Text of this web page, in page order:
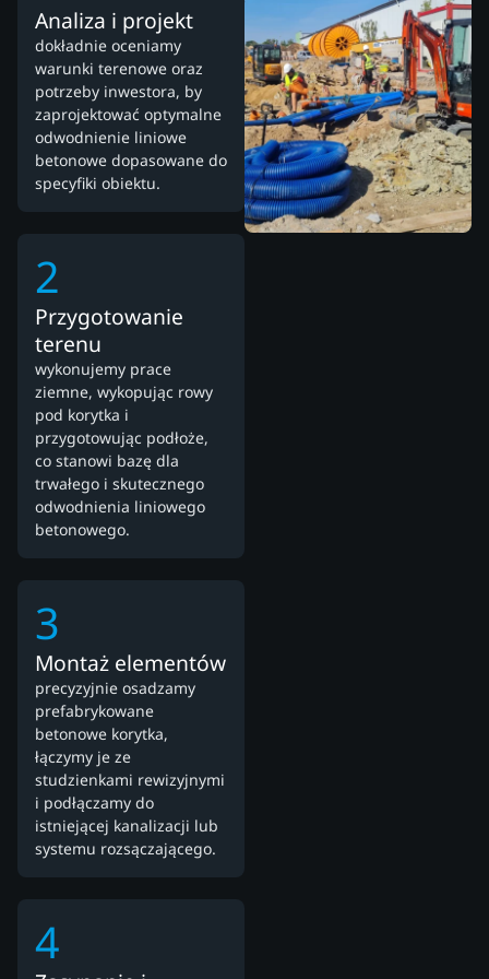
Analiza i projekt
dokładnie oceniamy
warunki terenowe oraz
potrzeby inwestora, by
zaprojektować optymalne
odwodnienie liniowe
betonowe dopasowane do
specyfiki obiektu.
2
Przygotowanie
terenu
wykonujemy prace
ziemne, wykopując rowy
pod korytka i
przygotowując podłoże,
co stanowi bazę dla
trwałego i skutecznego
odwodnienia liniowego
betonowego.
3
Montaż elementów
precyzyjnie osadzamy
prefabrykowane
betonowe korytka,
łączymy je ze
studzienkami rewizyjnymi
i podłączamy do
istniejącej kanalizacji lub
systemu rozsączającego.
4